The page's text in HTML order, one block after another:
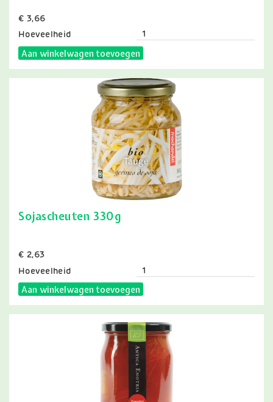
Prijs
€ 3,66
Hoeveelheid
Aan winkelwagen toevoegen
Sojascheuten 330g
Prijs
€ 2,63
Hoeveelheid
Aan winkelwagen toevoegen